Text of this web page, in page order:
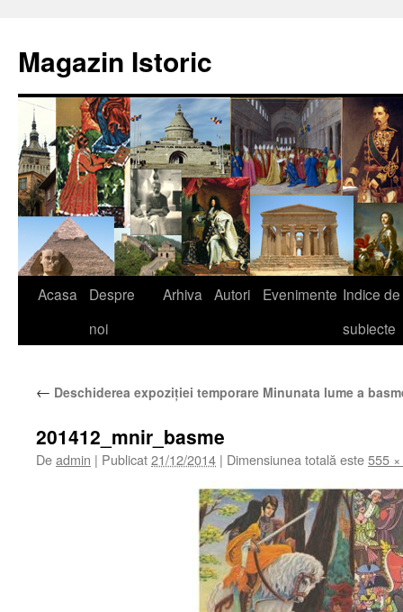
conținut
Magazin Istoric
Acasa
Despre
noi
Arhiva Autori Evenimente Indice de
subiecte
← Deschiderea expoziției temporare Minunata lume a
201412_mnir_basme
Deadmin | Publicat21/12/2014 | Dimensiunea totală este555